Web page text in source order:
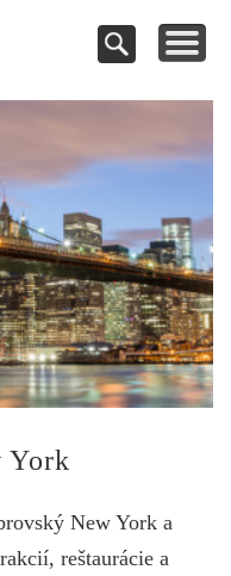
Cestovanie a
dovolenky
svetom
York
New York a
reštaurácie a